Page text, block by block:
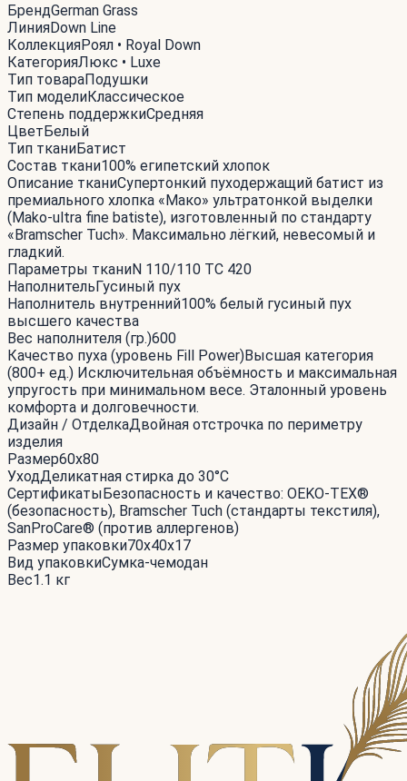
БрендGerman Grass
ЛинияDown Line
КоллекцияРоял • Royal Down
КатегорияЛюкс • Luxe
Тип товараПодушки
Тип моделиКлассическое
Степень поддержкиСредняя
ЦветБелый
Тип тканиБатист
Состав ткани100% египетский хлопок
Описание тканиСупертонкий пуходержащий батист из
премиального хлопка «Мако» ультратонкой выделки
(Mako-ultra fine batiste), изготовленный по стандарту
«Bramscher Tuch». Максимально лёгкий, невесомый и
гладкий.
Параметры тканиN 110/110 TC 420
НаполнительГусиный пух
Наполнитель внутренний100% белый гусиный пух
высшего качества
Вес наполнителя (гр.)600
Качество пуха (уровень Fill Power)Высшая категория
(800+ ед.) Исключительная объёмность и максимальная
упругость при минимальном весе. Эталонный уровень
комфорта и долговечности.
Дизайн / ОтделкаДвойная отстрочка по периметру
изделия
Размер60x80
УходДеликатная стирка до 30°С
СертификатыБезопасность и качество: OEKO-TEX®
(безопасность), Bramscher Tuch (стандарты текстиля),
SanProCare® (против аллергенов)
Размер упаковки70x40x17
Вид упаковкиСумка-чемодан
Вес1.1 кг